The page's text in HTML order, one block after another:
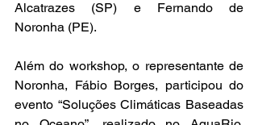
Alcatrazes (SP) e Fernando de
Noronha (PE).
Além do workshop, o representante de
Noronha, Fábio Borges, participou do
evento “Soluções Climáticas Baseadas